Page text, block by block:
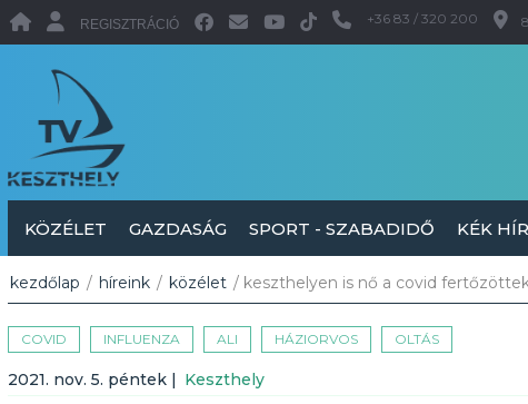
REGISZTRÁCIÓ +36 83 / 320 200
KÖZÉLET GAZDASÁG SPORT - SZABADIDŐ KÉK
kezdőlap / híreink / közélet / keszthelyen is nő a covid
COVID INFLUENZA ALI HÁZIORVOS OLTÁS
2021. nov. 5. péntek | Keszthely